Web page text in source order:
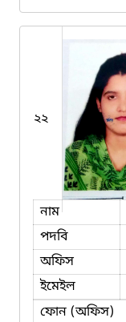
২২
নাম
পদবি
অফিস
ইমেইল
ফোন (অফিস)